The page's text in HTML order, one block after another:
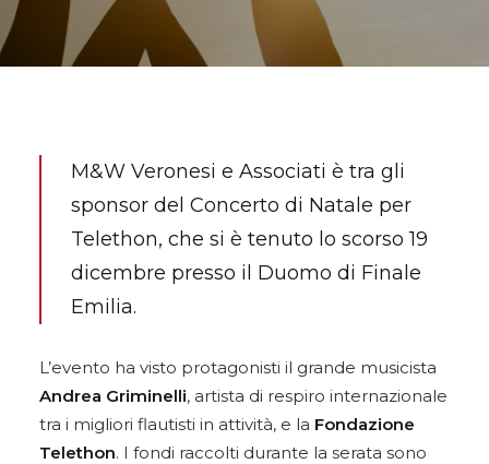
RICERCA
M&W Veronesi e Associati è tra gli
sponsor del Concerto di Natale per
Telethon, che si è tenuto lo scorso 19
dicembre presso il Duomo di Finale
Emilia.
L’evento ha visto protagonisti il grande musicista
Andrea Griminelli, artista di respiro internazionale
tra i migliori flautisti in attività, e la Fondazione
Telethon. I fondi raccolti durante la serata sono